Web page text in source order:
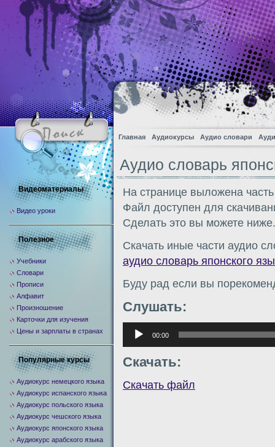
Главная Аудиокурсы Аудио словари
Аудио словарь
На странице выложена
Файл доступен для
Сделать это вы можете ниже.
Скачать иные части аудио
аудио словарь японского
Буду рад если вы
Слушать:
Аудиоплеер
00:00
Скачать:
Скачать файл
Видеоматериалы
Видео уроки
Полезное
Учебники
Словари
Прописи
Алфавит
Произношение
Карточки для изучения
Цены и зарплаты в странах
Популярные курсы
Аудиокурс немецкого языка
Аудиокурс испанского языка
Аудиокурс польского языка
Аудиокурс чешского языка
Аудиокурс японского языка
Аудиокурс арабского языка